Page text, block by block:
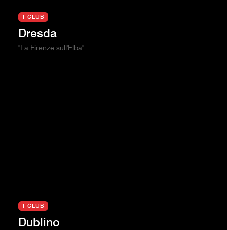
1 CLUB
Dresda
"La Firenze sull'Elba"
1 CLUB
Dublino